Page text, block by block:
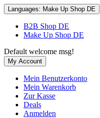
Languages: Make Up Shop DE
B2B Shop DE
Make Up Shop DE
Default welcome msg!
My Account
Mein Benutzerkonto
Mein Warenkorb
Zur Kasse
Deals
Anmelden